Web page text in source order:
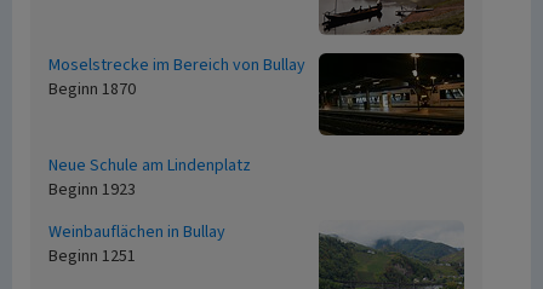
Moselstrecke im Bereich von Bullay
Beginn 1870
Neue Schule am Lindenplatz
Beginn 1923
Weinbauflächen in Bullay
Beginn 1251